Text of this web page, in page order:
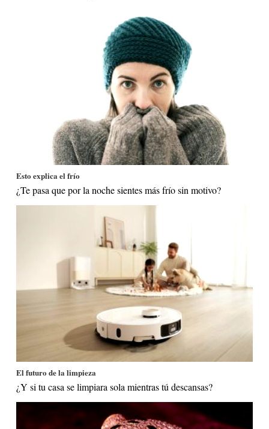
Esto explica el frío
¿Te pasa que por la noche sientes más frío sin motivo?
El futuro de la limpieza
¿Y si tu casa se limpiara sola mientras tú descansas?